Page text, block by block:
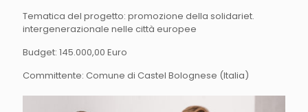
Tematica del progetto: promozione della solidariet.
intergenerazionale nelle città europee
Budget: 145.000,00 Euro
Committente: Comune di Castel Bolognese (Italia)